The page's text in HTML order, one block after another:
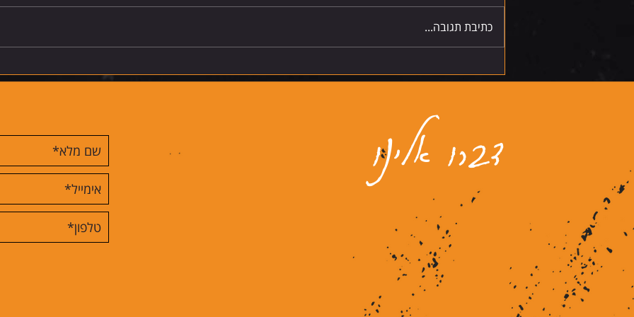
כתיבת תגובה...
דברו אלינו